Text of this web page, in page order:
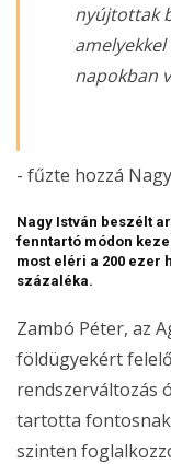
nyújtottak
napokban
- fűzte hozzá
Nagy István beszélt
fenntartó módon
most eléri a 200 ezer
százaléka.
Zambó Péter, az
földügyekért
rendszerváltozás
tartotta
szinten